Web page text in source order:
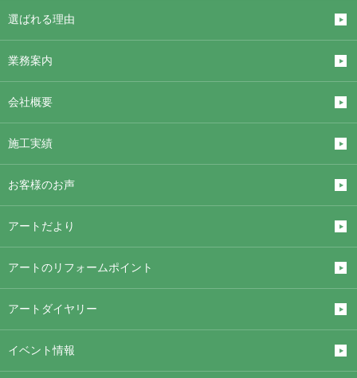
選ばれる理由
業務案内
会社概要
施工実績
お客様のお声
アートだより
アートのリフォームポイント
アートダイヤリー
イベント情報